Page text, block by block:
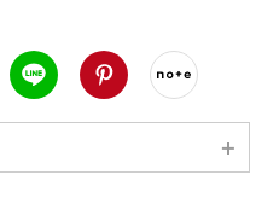
X（旧twitter）
LINE Pinterest